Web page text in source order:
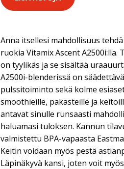
Anna itsellesi mahdollisuus
ruokia Vitamix Ascent A2500i:lla.
on tyylikäs ja se sisältää
A2500i-blenderissä on
pulssitoiminto sekä kolme
smoothieille, pakasteille ja
antavat sinulle runsaasti
haluamasi tuloksen. Kannun
valmistettu BPA-vapaasta
Keitin voidaan myös pestä
Läpinäkyvä kansi, joten voit